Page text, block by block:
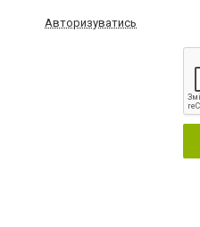
Авторизуватись